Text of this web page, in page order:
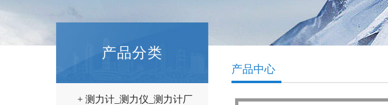
产品分类
+ 测力计_测力仪_测力计厂
产品中心